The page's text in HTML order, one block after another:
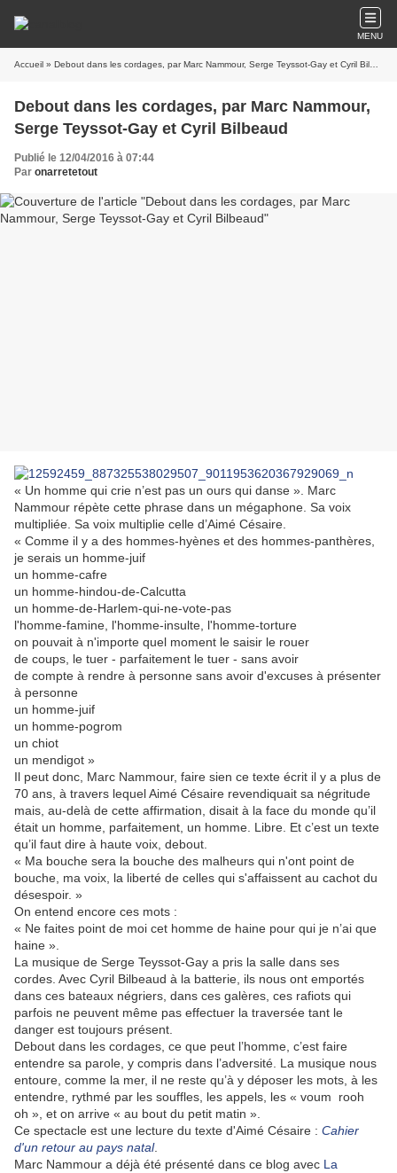
MENU
Accueil » Debout dans les cordages, par Marc Nammour, Serge Teyssot-Gay et Cyril Bilbeaud
Debout dans les cordages, par Marc Nammour,
Serge Teyssot-Gay et Cyril Bilbeaud
Publié le 12/04/2016 à 07:44
Par onarretetout
« Un homme qui crie n’est pas un ours qui danse ». Marc
Nammour répète cette phrase dans un mégaphone. Sa voix
multipliée. Sa voix multiplie celle d’Aimé Césaire.
« Comme il y a des hommes-hyènes et des hommes-panthères,
je serais un homme-juif
un homme-cafre
un homme-hindou-de-Calcutta
un homme-de-Harlem-qui-ne-vote-pas
l'homme-famine, l'homme-insulte, l'homme-torture
on pouvait à n'importe quel moment le saisir le rouer
de coups, le tuer - parfaitement le tuer - sans avoir
de compte à rendre à personne sans avoir d'excuses à présenter
à personne
un homme-juif
un homme-pogrom
un chiot
un mendigot »
Il peut donc, Marc Nammour, faire sien ce texte écrit il y a plus de
70 ans, à travers lequel Aimé Césaire revendiquait sa négritude
mais, au-delà de cette affirmation, disait à la face du monde qu’il
était un homme, parfaitement, un homme. Libre. Et c’est un texte
qu’il faut dire à haute voix, debout.
« Ma bouche sera la bouche des malheurs qui n'ont point de
bouche, ma voix, la liberté de celles qui s'affaissent au cachot du
désespoir. »
On entend encore ces mots :
« Ne faites point de moi cet homme de haine pour qui je n’ai que
haine ».
La musique de Serge Teyssot-Gay a pris la salle dans ses
cordes. Avec Cyril Bilbeaud à la batterie, ils nous ont emportés
dans ces bateaux négriers, dans ces galères, ces rafiots qui
parfois ne peuvent même pas effectuer la traversée tant le
danger est toujours présent.
Debout dans les cordages, ce que peut l’homme, c’est faire
entendre sa parole, y compris dans l’adversité. La musique nous
entoure, comme la mer, il ne reste qu’à y déposer les mots, à les
entendre, rythmé par les souffles, les appels, les « voum rooh
oh », et on arrive « au bout du petit matin ».
Ce spectacle est une lecture du texte d'Aimé Césaire : Cahier
d'un retour au pays natal.
Marc Nammour a déjà été présenté dans ce blog avec La